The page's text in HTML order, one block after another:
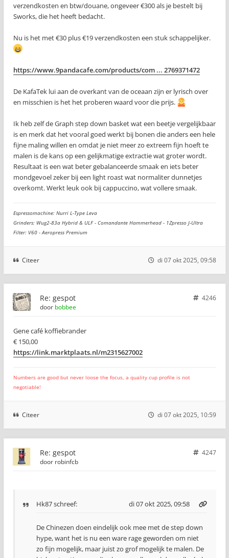
verzendkosten en btw/douane, ongeveer €300 als je bestelt bij
Sworks, die het heeft bedacht.
Nu is het met €30 plus €19 verzendkosten een stuk schappelijker.
https://www.9pandacafe.com/products/com ... 2769371472
De KafaTek lui aan de overkant van de oceaan zijn er lyrisch over
en misschien is het het proberen waard voor die prijs.
Ik heb zelf de Graph step down basket wat een beetje vergelijkbaar
is en merk dat het vooral goed werkt bij bonen die anders een hele
fijne maling willen en omdat je niet meer zo extreem fijn hoeft te
malen is de kans op een gelijkmatige extractie wat groter wordt.
Resultaat is een wat beter gebalanceerde smaak en iets beter
mondgevoel zeker bij een light roast wat normaliter dunnetjes
overkomt. Werkt leuk ook bij cappuccino, wat vollere smaak.
Espressomachine: Nurri L-Type Leva
Grinders: Wug2-83a Hybrid & ULF - Comandante Hammerhead - 1Zpresso J-Ultra
Filter: V60 - Aeropress Premium
Citeer di 07 okt 2025, 09:58
Re: gespot
4246
door bobbee
Gene café koffiebrander
€ 150,00
https://link.marktplaats.nl/m2315627002
Numbers are good but never loose the focus, a quality cup profile is not
negotiable!
Citeer di 07 okt 2025, 10:59
Re: gespot
4247
door robinfcb
Hk87schreef: di 07 okt 2025, 09:58
De Chinezen doen eindelijk ook mee met de step down
hype, want het is nu een ware rage geworden om niet
zo fijn mogelijk, maar juist zo grof mogelijk te malen. De